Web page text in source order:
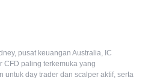
pusat keuangan Australia, IC
CFD paling terkemuka yang
untuk day trader dan scalper aktif, serta